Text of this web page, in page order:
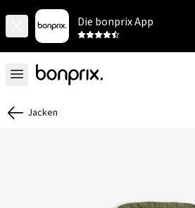
Die bonprix App
Jacken